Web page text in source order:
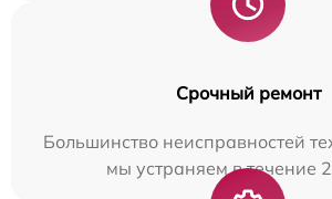
Срочный ремонт
Большинство неисправностей
мы устраняем в течение